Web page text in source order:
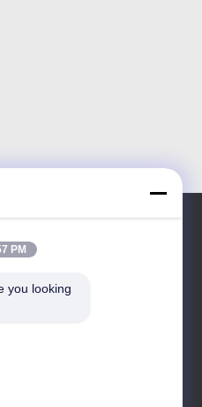
PM
you looking